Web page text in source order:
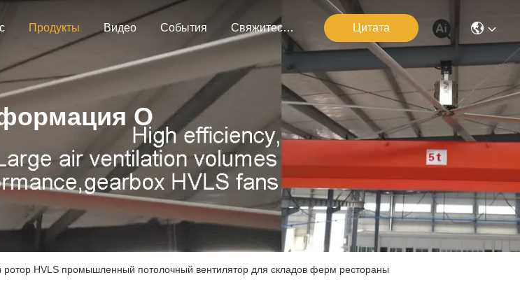
Продукты Видео События Свяжитесь С Нами Цитата
О
HVLS промышленный потолочный вентилятор для складов ферм рестораны